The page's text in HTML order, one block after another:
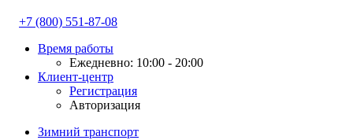
+7 (800) 551-87-08
Время работы
Ежедневно: 10:00 - 20:00
Клиент-центр
Регистрация
Авторизация
Зимний транспорт